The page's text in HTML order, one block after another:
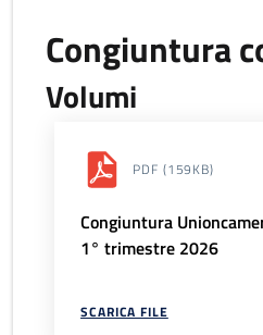
Congiuntura
Volumi
PDF (159KB)
Congiuntura
1° trimestre 2026
SCARICA FILE